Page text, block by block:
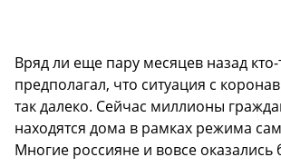
Вряд ли еще пару месяцев назад кто-
предполагал, что ситуация с
так далеко. Сейчас миллионы
находятся дома в рамках режима
Многие россияне и вовсе